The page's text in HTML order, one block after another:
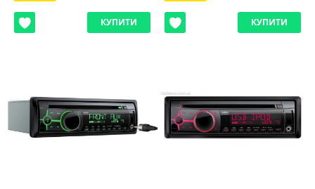
КУПИТИ КУПИТИ